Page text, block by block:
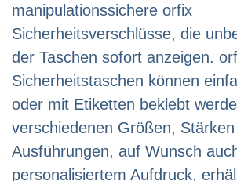
manipulationssichere orfix
Sicherheitsverschlüsse, die
der Taschen sofort anzeigen.
Sicherheitstaschen können
oder mit Etiketten beklebt
verschiedenen Größen, Stärken
Ausführungen, auf Wunsch
personalisiertem Aufdruck,